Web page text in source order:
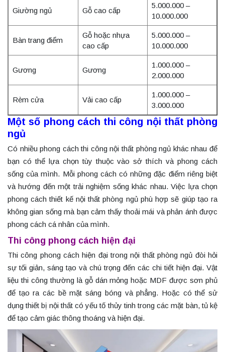
Giường ngủ Gỗ cao cấp
5.000.000 –
10.000.000
Bàn trang điểm
Gỗ hoặc nhựa
cao cấp
5.000.000 –
10.000.000
Gương Gương
1.000.000 –
2.000.000
Rèm cửa Vải cao cấp
1.000.000 –
3.000.000
Một số phong cách thi công nội thất phòng
ngủ
Có nhiều phong cách thi công nội thất phòng ngủ khác nhau để
bạn có thể lựa chọn tùy thuộc vào sở thích và phong cách
sống của mình. Mỗi phong cách có những đặc điểm riêng biệt
và hướng đến một trải nghiệm sống khác nhau. Việc lựa chọn
phong cách thiết kế nội thất phòng ngủ phù hợp sẽ giúp tạo ra
không gian sống mà bạn cảm thấy thoải mái và phản ánh được
phong cách cá nhân của mình.
Thi công phong cách hiện đại
Thi công phong cách hiện đại trong nội thất phòng ngủ đòi hỏi
sự tối giản, sáng tạo và chú trọng đến các chi tiết hiện đại. Vật
liệu thi công thường là gỗ dán mỏng hoặc MDF được sơn phủ
để tạo ra các bề mặt sáng bóng và phẳng. Hoặc có thể sử
dụng thiết bị nội thất có yếu tố thủy tinh trong các mặt bàn, tủ kệ
để tạo cảm giác thông thoáng và hiện đại.